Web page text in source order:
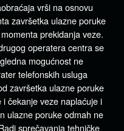
vrši na osnovu
završetka ulazne poruke
prekidanja veze.
operatera centra se
mogućnost ne
telefonskih usluga
završetka ulazne poruke
čekanje veze naplaćuje i
ulazne poruke odmah ne
sprečavanja tehničke